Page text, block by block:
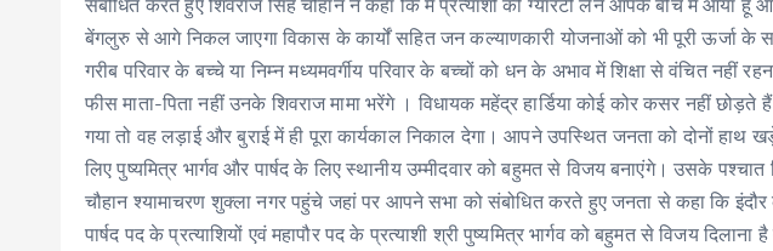
बेंगलुरु से आगे निकल जाएगा विकास के कार्यों सहित जन कल्याणकारी योजनाओं को भी पूरी ऊर्जा के
गरीब परिवार के बच्चे या निम्न मध्यमवर्गीय परिवार के बच्चों को धन के अभाव में शिक्षा से वंचित नहीं
फीस माता-पिता नहीं उनके शिवराज मामा भरेंगे । विधायक महेंद्र हार्डिया कोई कोर कसर नहीं
गया तो वह लड़ाई और बुराई में ही पूरा कार्यकाल निकाल देगा। आपने उपस्थित जनता को दोनों हाथ
लिए पुष्यमित्र भार्गव और पार्षद के लिए स्थानीय उम्मीदवार को बहुमत से विजय बनाएंगे। उसके पश्चात
चौहान श्यामाचरण शुक्ला नगर पहुंचे जहां पर आपने सभा को संबोधित करते हुए जनता से कहा कि
पार्षद पद के प्रत्याशियों एवं महापौर पद के प्रत्याशी श्री पुष्यमित्र भार्गव को बहुमत से विजय